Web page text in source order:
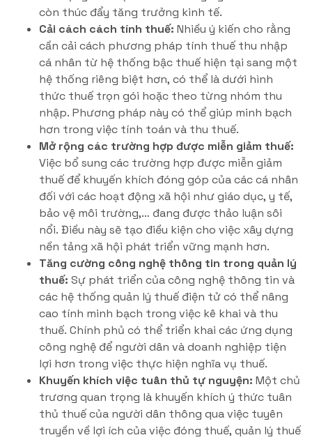
còn thúc đẩy tăng trưởng kinh tế.
Cải cách cách tính thuế: Nhiều ý kiến cho rằng
cần cải cách phương pháp tính thuế thu nhập
cá nhân từ hệ thống bậc thuế hiện tại sang một
hệ thống riêng biệt hơn, có thể là dưới hình
thức thuế trọn gói hoặc theo từng nhóm thu
nhập. Phương pháp này có thể giúp minh bạch
hơn trong việc tính toán và thu thuế.
Mở rộng các trường hợp được miễn giảm thuế:
Việc bổ sung các trường hợp được miễn giảm
thuế để khuyến khích đóng góp của các cá nhân
đối với các hoạt động xã hội như giáo dục, y tế,
bảo vệ môi trường,… đang được thảo luận sôi
nổi. Điều này sẽ tạo điều kiện cho việc xây dựng
nền tảng xã hội phát triển vững mạnh hơn.
Tăng cường công nghệ thông tin trong quản lý
thuế: Sự phát triển của công nghệ thông tin và
các hệ thống quản lý thuế điện tử có thể nâng
cao tính minh bạch trong việc kê khai và thu
thuế. Chính phủ có thể triển khai các ứng dụng
công nghệ để người dân và doanh nghiệp tiện
lợi hơn trong việc thực hiện nghĩa vụ thuế.
Khuyến khích việc tuân thủ tự nguyện: Một chủ
trương quan trọng là khuyến khích ý thức tuân
thủ thuế của người dân thông qua việc tuyên
truyền về lợi ích của việc đóng thuế, quản lý thuế